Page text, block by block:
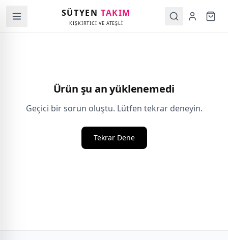
SÜTYENTAKIM
KIŞKIRTICI VE ATEŞLİ
Ürün şu an yüklenemedi
Geçici bir sorun oluştu. Lütfen tekrar deneyin.
Tekrar Dene